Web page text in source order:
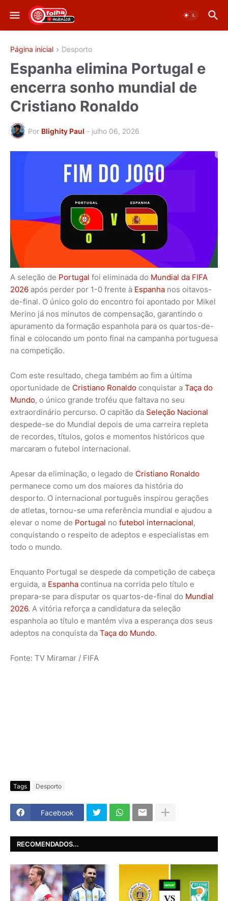
Página inicial Desporto
Espanha elimina Portugal e
encerra sonho mundial de
Cristiano Ronaldo
Por Blighity Paul - julho 06, 2026
A seleção de Portugal foi eliminada do Mundial da FIFA
2026 após perder por 1-0 frente à Espanha nos oitavos-
de-final. O único golo do encontro foi apontado por Mikel
Merino já nos minutos de compensação, garantindo o
apuramento da formação espanhola para os quartos-de-
final e colocando um ponto final na campanha portuguesa
na competição.
Com este resultado, chega também ao fim a última
oportunidade de Cristiano Ronaldo conquistar a Taça do
Mundo, o único grande troféu que faltava no seu
extraordinário percurso. O capitão da Seleção Nacional
despede-se do Mundial depois de uma carreira repleta
de recordes, títulos, golos e momentos históricos que
marcaram o futebol internacional.
Apesar da eliminação, o legado de Cristiano Ronaldo
permanece como um dos maiores da história do
desporto. O internacional português inspirou gerações
de atletas, tornou-se uma referência mundial e ajudou a
elevar o nome de Portugal no futebol internacional,
conquistando o respeito de adeptos e especialistas em
todo o mundo.
Enquanto Portugal se despede da competição de cabeça
erguida, a Espanha continua na corrida pelo título e
prepara-se para disputar os quartos-de-final do Mundial
2026. A vitória reforça a candidatura da seleção
espanhola ao título e mantém viva a esperança dos seus
adeptos na conquista da Taça do Mundo.
Fonte: TV Miramar / FIFA
Tags Desporto
Facebook
RECOMENDADOS...